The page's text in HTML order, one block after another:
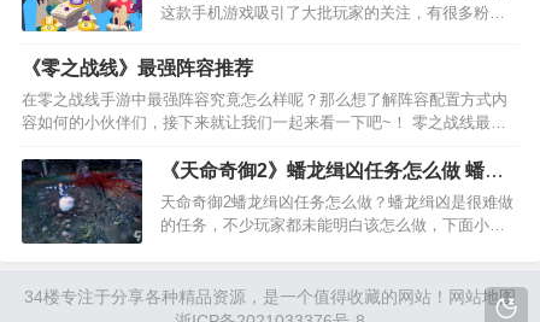
这款手机游戏吸引了大批玩家的关注，有很多粉丝
TriviaCrackExplorer值不值得玩？现在就为大家来简
单分…
《零之战线》最强阵容推荐
在零之战线手游中最强阵容究竟怎么样呢？那么想了解阵容配置方式内
容如何的小伙伴们，接下来就让我们一起来看一下吧~！ 零之战线最强
阵容推荐 阵容推荐：地狱猫、小野猫、渡鸦、熊猫、和平方舟、凤。 4
自由2东方的阵容激活光环属性：火力+…《天命奇御2》蟠龙缉凶任务怎么做 蟠龙
缉凶任务完成攻略
天命奇御2蟠龙缉凶任务怎么做？蟠龙缉凶是很难做
的任务，不少玩家都未能明白该怎么做，下面小编
务流程 前面一路杀进去没什么可说的，左键点击前
方…
34楼专注于分享各种精品资源，是一个值得收藏的网站！ 网站地图